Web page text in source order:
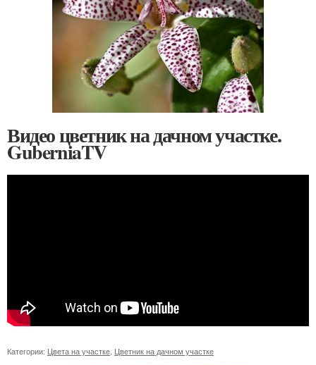
Видео цветник на дачном участке.
GuberniaTV
Категории: Цвета на участке Цветник на дачном участке